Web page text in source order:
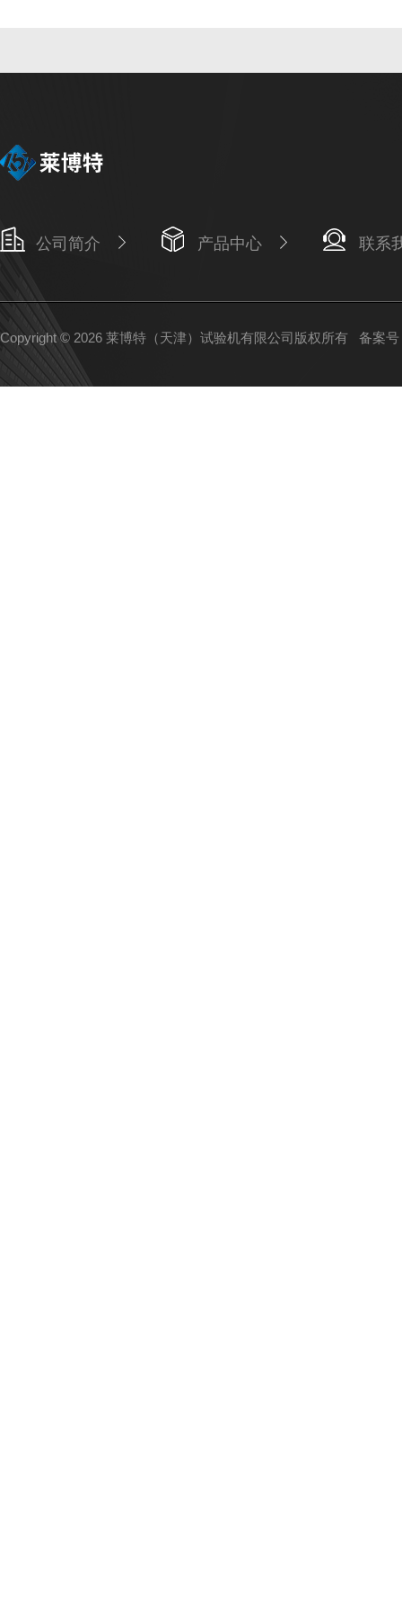
公司简介 产品中心 联系
Copyright © 2026 莱博特（天津）试验机有限公司版权所有 备案号